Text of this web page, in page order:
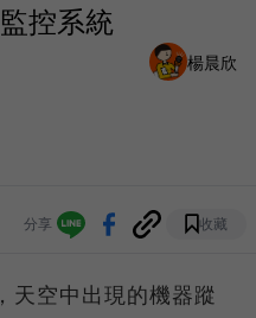
控系統
楊晨欣
分享 收藏
天空中出現的機器蹤